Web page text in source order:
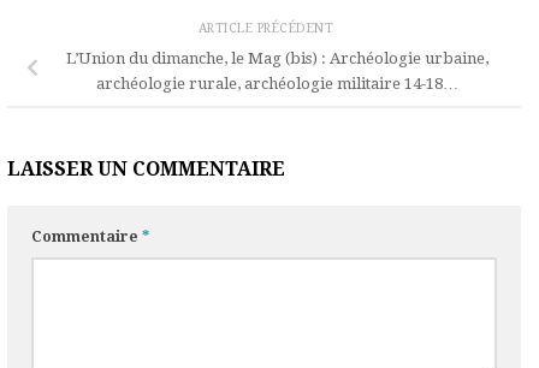
ARTICLE PRÉCÉDENT
L’Union du dimanche, le Mag (bis) : Archéologie urbaine,
archéologie rurale, archéologie militaire 14-18…
LAISSER UN COMMENTAIRE
Commentaire*